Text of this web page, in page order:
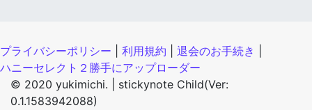
プライバシーポリシー 利用規約 退会のお手続き
ハニーセレクト２勝手にアップローダー
© 2020 yukimichi. | stickynote Child(Ver:
0.1.1583942088)